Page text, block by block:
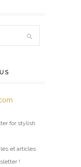
for stylish
et articles
!